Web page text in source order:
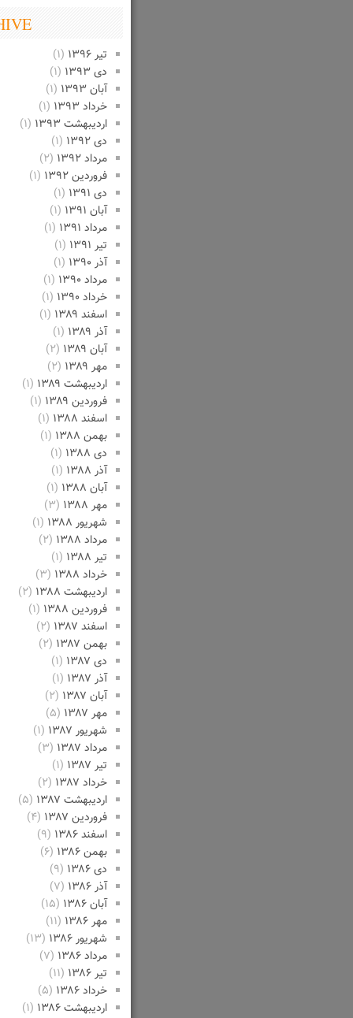
تیر ۱۳۹۶
(۱)
دی ۱۳۹۳
(۱)
آبان ۱۳۹۳
(۱)
خرداد ۱۳۹۳
(۱)
اردیبهشت ۱۳۹۳
(۱)
دی ۱۳۹۲
(۱)
مرداد ۱۳۹۲
(۲)
فروردین ۱۳۹۲
(۱)
دی ۱۳۹۱
(۱)
آبان ۱۳۹۱
(۱)
مرداد ۱۳۹۱
(۱)
تیر ۱۳۹۱
(۱)
آذر ۱۳۹۰
(۱)
مرداد ۱۳۹۰
(۱)
خرداد ۱۳۹۰
(۱)
اسفند ۱۳۸۹
(۱)
آذر ۱۳۸۹
(۱)
آبان ۱۳۸۹
(۲)
مهر ۱۳۸۹
(۲)
اردیبهشت ۱۳۸۹
(۱)
فروردین ۱۳۸۹
(۱)
اسفند ۱۳۸۸
(۱)
بهمن ۱۳۸۸
(۱)
دی ۱۳۸۸
(۱)
آذر ۱۳۸۸
(۱)
آبان ۱۳۸۸
(۱)
مهر ۱۳۸۸
(۳)
شهریور ۱۳۸۸
(۱)
مرداد ۱۳۸۸
(۲)
تیر ۱۳۸۸
(۱)
خرداد ۱۳۸۸
(۳)
اردیبهشت ۱۳۸۸
(۲)
فروردین ۱۳۸۸
(۱)
اسفند ۱۳۸۷
(۲)
بهمن ۱۳۸۷
(۲)
دی ۱۳۸۷
(۱)
آذر ۱۳۸۷
(۱)
آبان ۱۳۸۷
(۲)
مهر ۱۳۸۷
(۵)
شهریور ۱۳۸۷
(۱)
مرداد ۱۳۸۷
(۳)
تیر ۱۳۸۷
(۱)
خرداد ۱۳۸۷
(۲)
اردیبهشت ۱۳۸۷
(۵)
فروردین ۱۳۸۷
(۴)
اسفند ۱۳۸۶
(۹)
بهمن ۱۳۸۶
(۶)
دی ۱۳۸۶
(۹)
آذر ۱۳۸۶
(۷)
آبان ۱۳۸۶
(۱۵)
مهر ۱۳۸۶
(۱۱)
شهریور ۱۳۸۶
(۱۳)
مرداد ۱۳۸۶
(۷)
تیر ۱۳۸۶
(۱۱)
خرداد ۱۳۸۶
(۵)
اردیبهشت ۱۳۸۶
(۱)